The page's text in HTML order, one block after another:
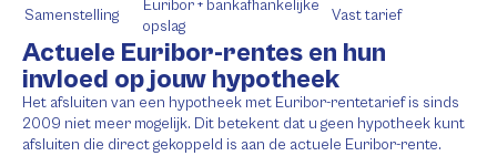
Samenstelling
Euribor + bankafhankelijke
opslag
Vast tarief
Actuele Euribor-rentes en hun
invloed op jouw hypotheek
Het afsluiten van een hypotheek met Euribor-rentetarief is sinds
2009 niet meer mogelijk. Dit betekent dat u geen hypotheek kunt
afsluiten die direct gekoppeld is aan de actuele Euribor-rente.